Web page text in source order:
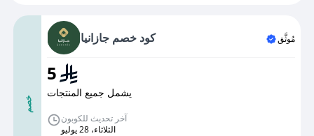
خصم
كود خصم جازانيا مُوثَّق
5
يشمل جميع المنتجات
آخر تحديث للكوبون
الثلاثاء، 28 يوليو